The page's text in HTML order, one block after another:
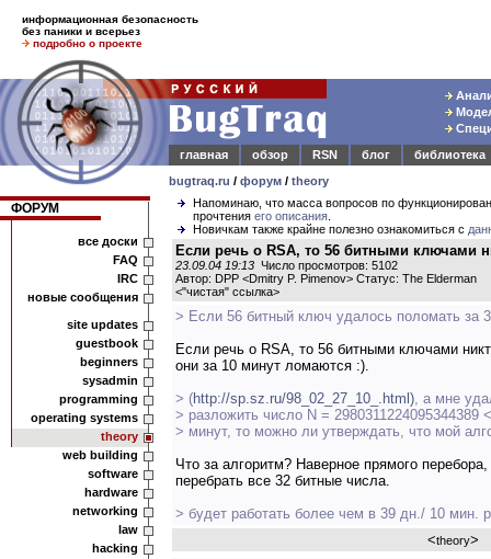
информационная безопасность
без паники и всерьез
подробно о проекте
главная
обзор RSN блог
библиотека
bugtraq.ru / форум / theory
ФОРУМ
все доски
FAQ
IRC
новые сообщения
site updates
guestbook
beginners
sysadmin
programming
operating systems
theory
web building
software
hardware
networking
law
hacking
Напоминаю, что масса вопросов по
прочтения его описания
Новичкам также крайне полезно ознакомиться с
Если речь о RSA, то 56 битными ключами
23.09.04 19:13 Число просмотров: 5102
Автор: DPP <Dmitry P. Pimenov> Статус: The Elderman
<"чистая" ссылка>
> Если 56 битный ключ удалось поломать за
Если речь о RSA, то 56 битными ключами
они за 10 минут ломаются :).
> (http://sp.sz.ru/98_02_27_10_.html), а мне
> разложить число N = 2980311224095344389
> минут, то можно ли утверждать, что мой
Что за алгоритм? Наверное прямого
перебрать все 32 битные числа.
> будет работать более чем в 39 дн./ 10 мин.
<theory>